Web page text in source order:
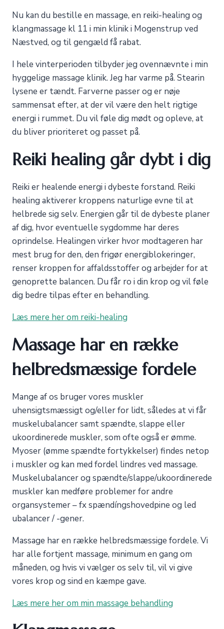
Nu kan du bestille en massage, en reiki-healing og
klangmassage kl 11 i min klinik i Mogenstrup ved
Næstved, og til gengæld få rabat.
I hele vinterperioden tilbyder jeg ovennævnte i min
hyggelige massage klinik. Jeg har varme på. Stearin
lysene er tændt. Farverne passer og er nøje
sammensat efter, at der vil være den helt rigtige
energi i rummet. Du vil føle dig mødt og opleve, at
du bliver prioriteret og passet på.
Reiki healing går dybt i dig
Reiki er healende energi i dybeste forstand. Reiki
healing aktiverer kroppens naturlige evne til at
helbrede sig selv. Energien går til de dybeste planer
af dig, hvor eventuelle sygdomme har deres
oprindelse. Healingen virker hvor modtageren har
mest brug for den, den frigør energiblokeringer,
renser kroppen for affaldsstoffer og arbejder for at
genoprette balancen. Du får ro i din krop og vil føle
dig bedre tilpas efter en behandling.
Læs mere her om reiki-healing
Massage har en række
helbredsmæssige fordele
Mange af os bruger vores muskler
uhensigtsmæssigt og/eller for lidt, således at vi får
muskelubalancer samt spændte, slappe eller
ukoordinerede muskler, som ofte også er ømme.
Myoser (ømme spændte fortykkelser) findes netop
i muskler og kan med fordel lindres ved massage.
Muskelubalancer og spændte/slappe/ukoordinerede
muskler kan medføre problemer for andre
organsystemer – fx spændíngshovedpine og led
ubalancer / -gener.
Massage har en række helbredsmæssige fordele. Vi
har alle fortjent massage, minimum en gang om
måneden, og hvis vi vælger os selv til, vil vi give
vores krop og sind en kæmpe gave.
Læs mere her om min massage behandling